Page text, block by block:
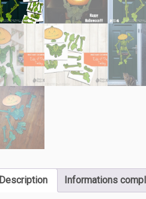
Description Informations